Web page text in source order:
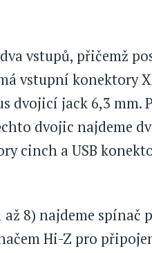
vstupů, přičemž
vstupní konektory
dvojicí jack 6,3
dvojic najdeme
cinch a USB
8) najdeme spínač
Hi-Z pro